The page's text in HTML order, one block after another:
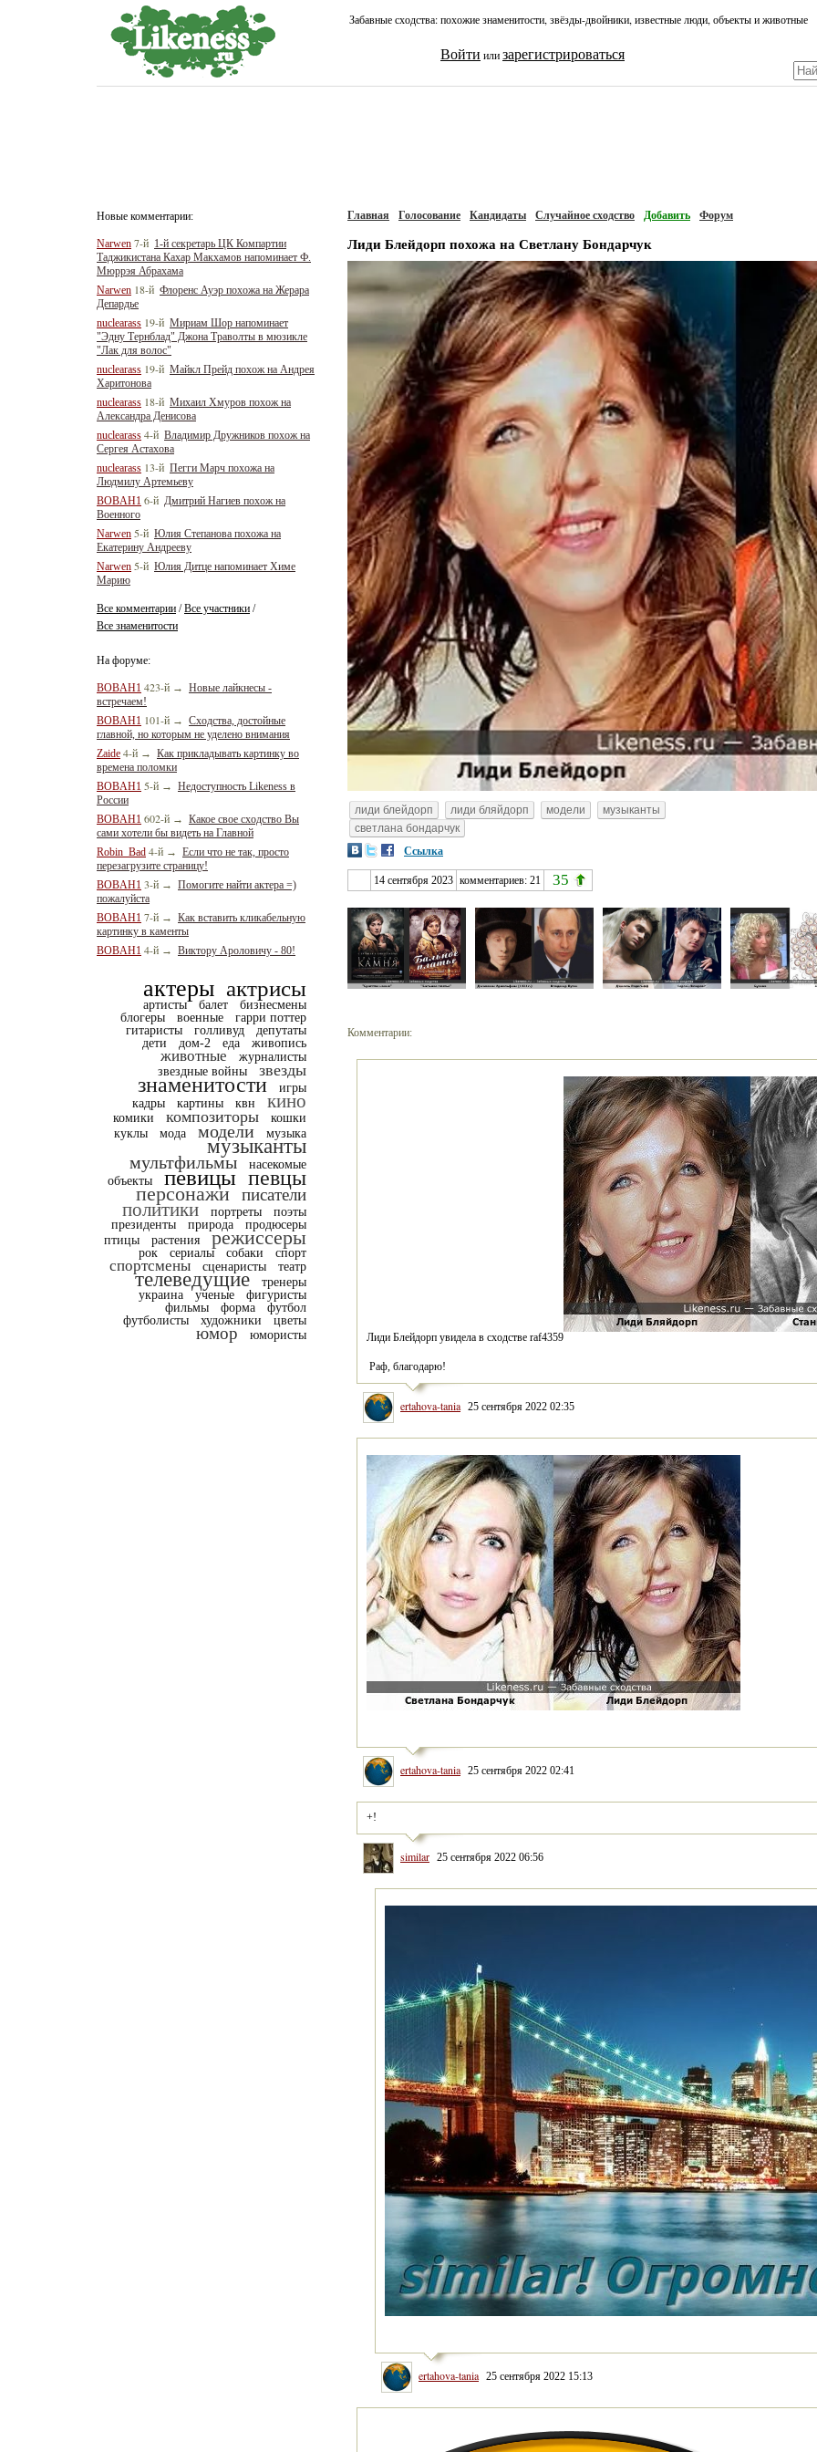
Забавные сходства: похожие знаменитости, звёзды-двойники, известные люди, объекты и животные
Войти или зарегистрироваться
Новые комментарии:
Narwen 7-й 1-й секретарь ЦК Компартии
Таджикистана Кахар Макхамов напоминает Ф.
Мюррэя Абрахама
Narwen 18-й Флоренс Ауэр похожа на Жерара
Депардье
nuclearass 19-й Мириам Шор напоминает
"Эдну Тернблад" Джона Траволты в мюзикле
"Лак для волос"
nuclearass 19-й Майкл Прейд похож на Андрея
Харитонова
nuclearass 18-й Михаил Хмуров похож на
Александра Денисова
nuclearass 4-й Владимир Дружников похож на
Сергея Астахова
nuclearass 13-й Пегги Марч похожа на
Людмилу Артемьеву
BOBAH1 6-й Дмитрий Нагиев похож на
Военного
Narwen 5-й Юлия Степанова похожа на
Екатерину Андрееву
Narwen 5-й Юлия Дитце напоминает Химе
Марию
Все комментарии /Все участники /
Все знаменитости
На форуме:
BOBAH1 423-й → Новые лайкнесы -
встречаем!
BOBAH1 101-й → Сходства, достойные
главной, но которым не уделено внимания
Zaide 4-й → Как прикладывать картинку во
времена поломки
BOBAH1 5-й → Недоступность Likeness в
России
BOBAH1 602-й → Какое свое сходство Вы
сами хотели бы видеть на Главной
Robin_Bad 4-й → Если что не так, просто
перезагрузите страницу!
BOBAH1 3-й → Помогите найти актера =)
пожалуйста
BOBAH1 7-й → Как вставить кликабельную
картинку в каменты
BOBAH1 4-й → Виктору Ароловичу - 80!
актеры актрисы
артисты балет
бизнесмены
блогеры
военные
гарри поттер
гитаристы
голливуд
депутаты
дети
дом-2 еда живопись
животные
журналисты
звездные войны
звезды
знаменитости
игры
кадры
картины квн кино
комики композиторы
кошки
куклы
мода модели музыка
музыканты
мультфильмы
насекомые
объекты
певицы певцы
персонажи писатели
политики портреты
поэты
президенты
природа
продюсеры
птицы
растения режиссеры
рок сериалы собаки спорт
спортсмены сценаристы театр
телеведущие
тренеры
украина
ученые
фигуристы
фильмы
форма
футбол
футболисты
художники цветы
юмор юмористы
Главная Голосование Кандидаты Случайное сходство Добавить Форум
Лиди Блейдорп похожа на Светлану Бондарчук
лиди блейдорп лиди бляйдорп модели
музыканты
светлана бондарчук
Ссылка
14 сентября 2023 комментариев: 21 35
Комментарии:
Лиди Блейдорп увидела в сходстве raf4359
Раф, благодарю!
ertahova-tania 25 сентября 2022 02:35
ertahova-tania 25 сентября 2022 02:41
+!
similar 25 сентября 2022 06:56
ertahova-tania 25 сентября 2022 15:13